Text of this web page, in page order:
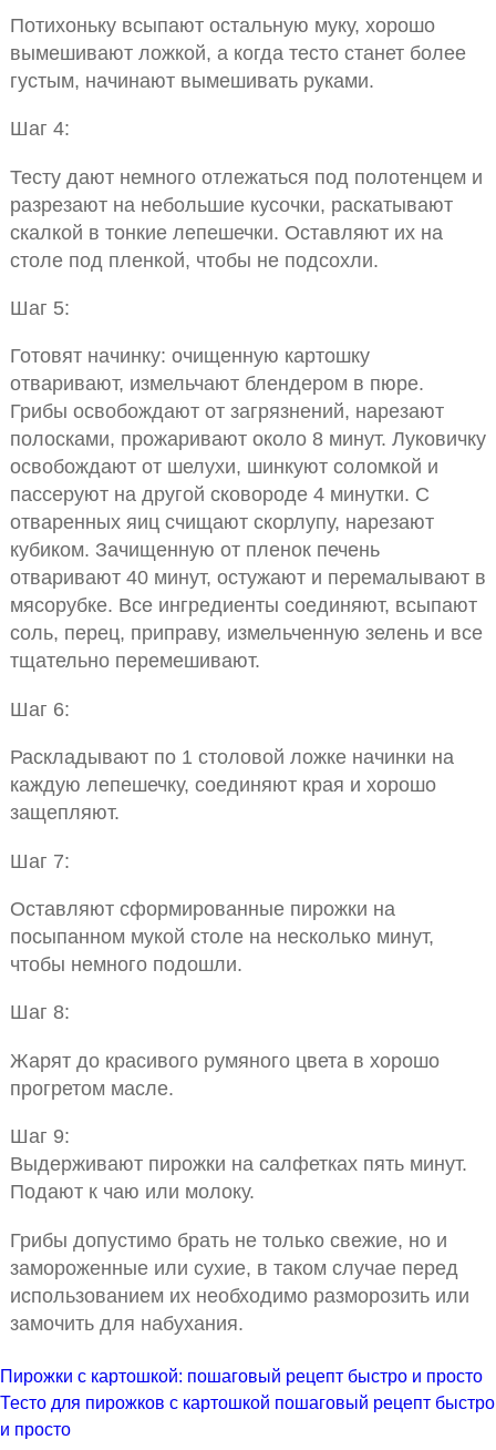
Потихоньку всыпают остальную муку, хорошо
вымешивают ложкой, а когда тесто станет более
густым, начинают вымешивать руками.
Шаг 4:
Тесту дают немного отлежаться под полотенцем и
разрезают на небольшие кусочки, раскатывают
скалкой в тонкие лепешечки. Оставляют их на
столе под пленкой, чтобы не подсохли.
Шаг 5:
Готовят начинку: очищенную картошку
отваривают, измельчают блендером в пюре.
Грибы освобождают от загрязнений, нарезают
полосками, прожаривают около 8 минут. Луковичку
освобождают от шелухи, шинкуют соломкой и
пассеруют на другой сковороде 4 минутки. С
отваренных яиц счищают скорлупу, нарезают
кубиком. Зачищенную от пленок печень
отваривают 40 минут, остужают и перемалывают в
мясорубке. Все ингредиенты соединяют, всыпают
соль, перец, приправу, измельченную зелень и все
тщательно перемешивают.
Шаг 6:
Раскладывают по 1 столовой ложке начинки на
каждую лепешечку, соединяют края и хорошо
защепляют.
Шаг 7:
Оставляют сформированные пирожки на
посыпанном мукой столе на несколько минут,
чтобы немного подошли.
Шаг 8:
Жарят до красивого румяного цвета в хорошо
прогретом масле.
Шаг 9:
Выдерживают пирожки на салфетках пять минут.
Подают к чаю или молоку.
Грибы допустимо брать не только свежие, но и
замороженные или сухие, в таком случае перед
использованием их необходимо разморозить или
замочить для набухания.
Пирожки с картошкой: пошаговый рецепт быстро и просто
Тесто для пирожков с картошкой пошаговый рецепт быстро
и просто